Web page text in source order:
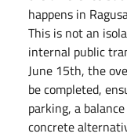
happens in
This is not an
internal public
June 15th, the
be completed,
parking, a
concrete